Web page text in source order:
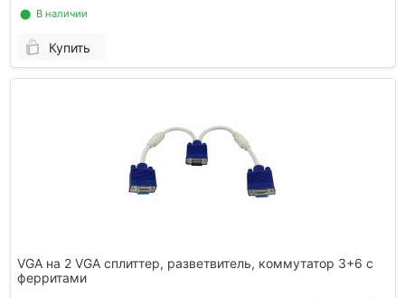
⬤ В наличии
Купить
VGA на 2 VGA сплиттер, разветвитель, коммутатор 3+6 с
ферритами